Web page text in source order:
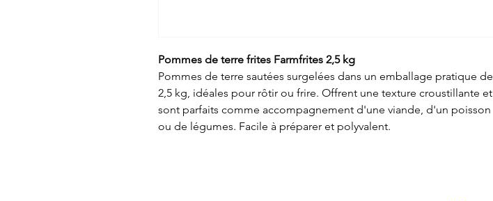
Pommes de terre frites Farmfrites 2,5 kg
Pommes de terre sautées surgelées dans un emballage pratique de
2,5 kg, idéales pour rôtir ou frire. Offrent une texture croustillante et
sont parfaits comme accompagnement d'une viande, d'un poisson
ou de légumes. Facile à préparer et polyvalent.